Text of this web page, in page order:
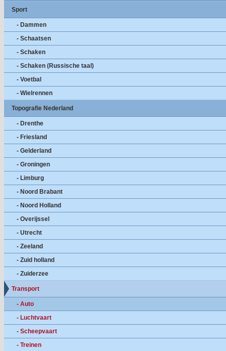
Sport
- Dammen
- Schaatsen
- Schaken
- Schaken (Russische taal)
- Voetbal
- Wielrennen
Topografie Nederland
- Drenthe
- Friesland
- Gelderland
- Groningen
- Limburg
- Noord Brabant
- Noord Holland
- Overijssel
- Utrecht
- Zeeland
- Zuid holland
- Zuiderzee
Transport
- Auto
- Luchtvaart
- Scheepvaart
- Treinen